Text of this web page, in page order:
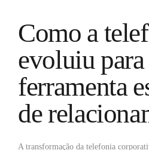
Como a
evoluiu
ferramenta
de
A transformação da telefonia